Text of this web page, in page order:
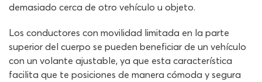
demasiado cerca de otro vehículo u objeto.
Los conductores con movilidad limitada en la parte
superior del cuerpo se pueden beneficiar de un vehículo
con un volante ajustable, ya que esta característica
facilita que te posiciones de manera cómoda y segura